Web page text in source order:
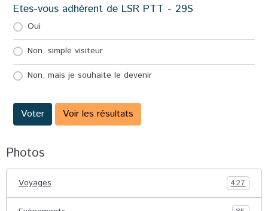
Etes-vous adhérent de LSR PTT - 29S
Oui
Non, simple visiteur
Non, mais je souhaite le devenir
Voter Voir les résultats
Photos
Voyages 427